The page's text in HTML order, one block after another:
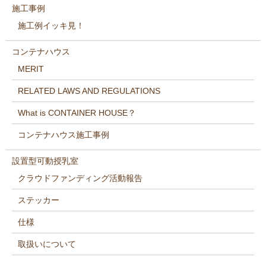
施工事例
施工例イッキ見！
コンテナハウス
MERIT
RELATED LAWS AND REGULATIONS
What is CONTAINER HOUSE？
コンテナハウス施工事例
設置型可動授乳室
クラウドファンディング活動報告
ステッカー
仕様
取扱いについて